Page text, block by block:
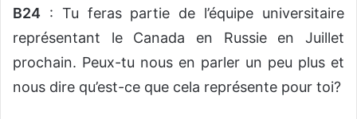
B24 : Tu feras partie de l’équipe universitaire
représentant le Canada en Russie en Juillet
prochain. Peux-tu nous en parler un peu plus et
nous dire qu’est-ce que cela représente pour toi?